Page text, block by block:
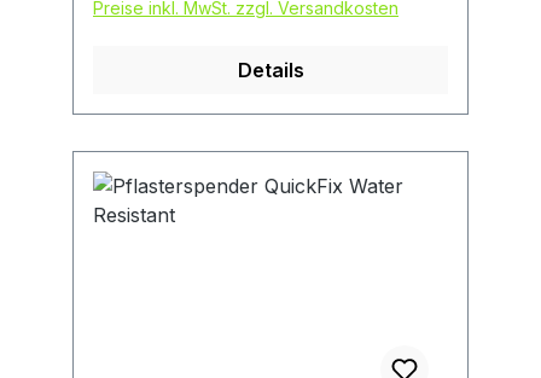
Preise inkl. MwSt. zzgl. Versandkosten
Details